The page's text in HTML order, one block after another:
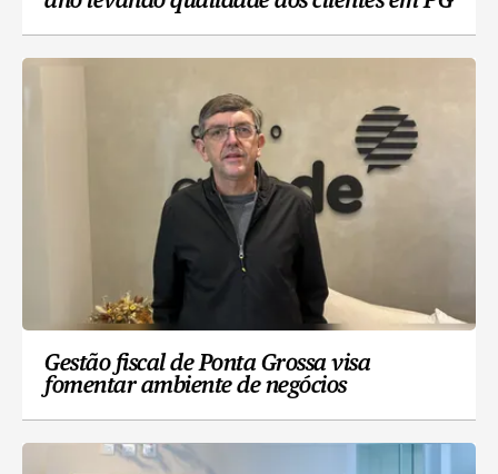
Gestão fiscal de Ponta Grossa visa
fomentar ambiente de negócios